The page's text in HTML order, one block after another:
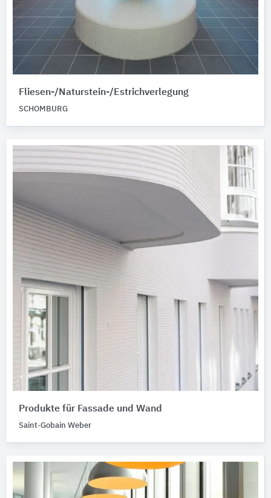
Fliesen-/Naturstein-/Estrichverlegung
SCHOMBURG
Produkte für Fassade und Wand
Saint-Gobain Weber